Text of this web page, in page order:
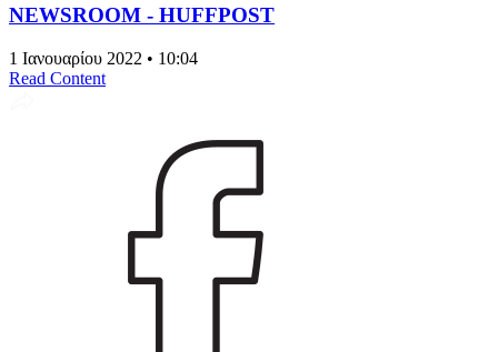
NEWSROOM - HUFFPOST
1 Ιανουαρίου 2022 • 10:04
Read Content